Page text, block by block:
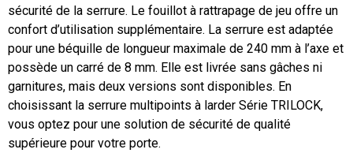
sécurité de la serrure. Le fouillot à rattrapage de jeu offre un
confort d’utilisation supplémentaire. La serrure est adaptée
pour une béquille de longueur maximale de 240 mm à l’axe et
possède un carré de 8 mm. Elle est livrée sans gâches ni
garnitures, mais deux versions sont disponibles. En
choisissant la serrure multipoints à larder Série TRILOCK,
vous optez pour une solution de sécurité de qualité
supérieure pour votre porte.